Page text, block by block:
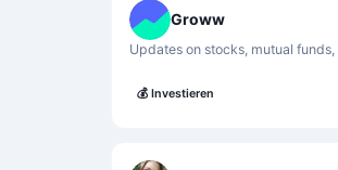
Groww
Updates on stocks, mutual
💰 Investieren